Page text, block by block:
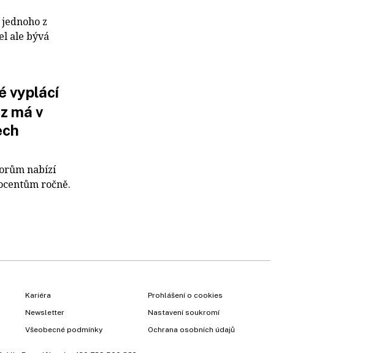
z
ale bývá
vyplácí
má v
nabízí
ročně.
Kariéra
Newsletter
Všeobecné podmínky
Prohlášení o cookies
Nastavení soukromí
Ochrana osobních údajů